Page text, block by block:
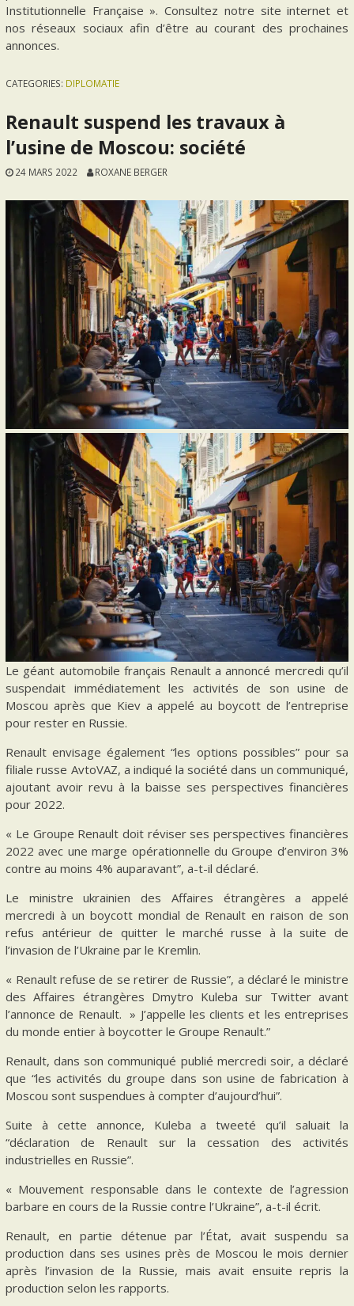
Institutionnelle Française ». Consultez notre site internet et
nos réseaux sociaux afin d’être au courant des prochaines
annonces.
CATEGORIES: DIPLOMATIE
Renault suspend les travaux à
l’usine de Moscou: société
24 MARS 2022 ROXANE BERGER
Le géant automobile français Renault a annoncé mercredi qu’il
suspendait immédiatement les activités de son usine de
Moscou après que Kiev a appelé au boycott de l’entreprise
pour rester en Russie.
Renault envisage également “les options possibles” pour sa
filiale russe AvtoVAZ, a indiqué la société dans un communiqué,
ajoutant avoir revu à la baisse ses perspectives financières
pour 2022.
« Le Groupe Renault doit réviser ses perspectives financières
2022 avec une marge opérationnelle du Groupe d’environ 3%
contre au moins 4% auparavant”, a-t-il déclaré.
Le ministre ukrainien des Affaires étrangères a appelé
mercredi à un boycott mondial de Renault en raison de son
refus antérieur de quitter le marché russe à la suite de
l’invasion de l’Ukraine par le Kremlin.
« Renault refuse de se retirer de Russie”, a déclaré le ministre
des Affaires étrangères Dmytro Kuleba sur Twitter avant
l’annonce de Renault. » J’appelle les clients et les entreprises
du monde entier à boycotter le Groupe Renault.”
Renault, dans son communiqué publié mercredi soir, a déclaré
que “les activités du groupe dans son usine de fabrication à
Moscou sont suspendues à compter d’aujourd’hui”.
Suite à cette annonce, Kuleba a tweeté qu’il saluait la
“déclaration de Renault sur la cessation des activités
industrielles en Russie”.
« Mouvement responsable dans le contexte de l’agression
barbare en cours de la Russie contre l’Ukraine”, a-t-il écrit.
Renault, en partie détenue par l’État, avait suspendu sa
production dans ses usines près de Moscou le mois dernier
après l’invasion de la Russie, mais avait ensuite repris la
production selon les rapports.